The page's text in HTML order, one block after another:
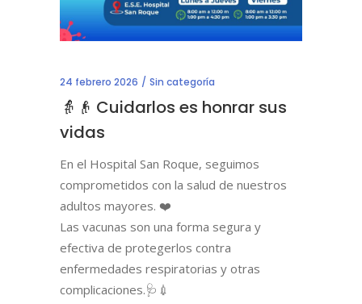
24 febrero 2026 Sin categoría
👵👴 Cuidarlos es honrar sus
vidas
En el Hospital San Roque, seguimos
comprometidos con la salud de nuestros
adultos mayores. ❤️
Las vacunas son una forma segura y
efectiva de protegerlos contra
enfermedades respiratorias y otras
complicaciones.🩺💉